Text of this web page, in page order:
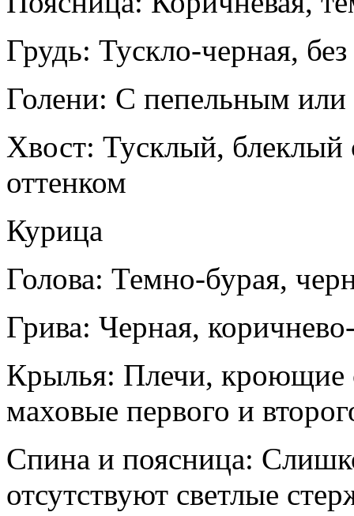
Грудь: Тускло-черная,
Голени: С пепельным
Хвост: Тусклый,
оттенком
Курица
Голова: Темно-бурая,
Грива: Черная,
Крылья: Плечи, кроющие
маховые первого и
Спина и поясница:
отсутствуют светлые